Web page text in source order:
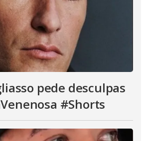
pede desculpas
#Shorts